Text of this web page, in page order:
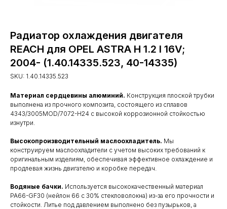
Радиатор охлаждения двигателя
REACH для OPEL ASTRA H 1.2 I 16V;
2004- (1.40.14335.523, 40-14335)
SKU: 1.40.14335.523
Материал сердцевины алюминий. Конструкция плоской трубки
выполнена из прочного композита, состоящего из сплавов
4343/3005MOD/7072-H24 с высокой коррозионной стойкостью
изнутри.
Высокопроизводительный маслоохладитель. Мы
конструируем маслоохладители с учетом высоких требований к
оригинальным изделиям, обеспечивая эффективное охлаждение и
продлевая жизнь двигателю и коробке передач.
Водяные бачки. Используется высококачественный материал
PA66-GF30 (нейлон 66 с 30% стекловолокна) из-за его прочности и
стойкости. Литье под давлением выполнено без пузырьков, а